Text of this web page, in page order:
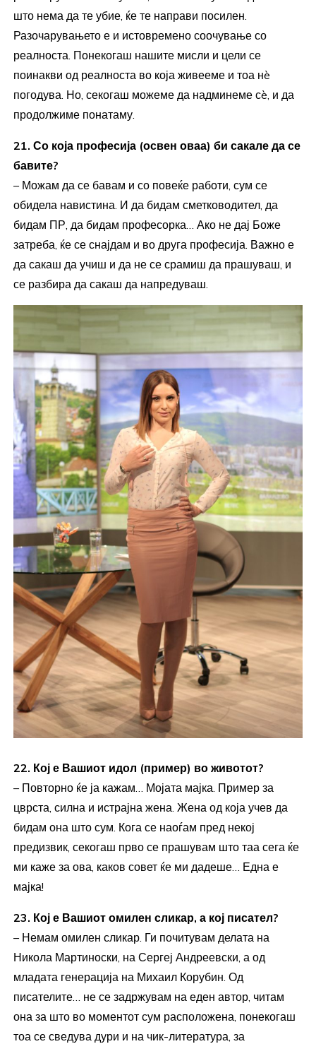
што нема да те убие, ќе те направи посилен.
Разочарувањето е и истовремено соочување со
реалноста. Понекогаш нашите мисли и цели се
поинакви од реалноста во која живееме и тоа нè
погодува. Но, секогаш можеме да надминеме сè, и да
продолжиме понатаму.
21. Со која професија (освен оваа) би сакале да се
бавите?
– Можам да се бавам и со повеќе работи, сум се
обидела навистина. И да бидам сметководител, да
бидам ПР, да бидам професорка… Ако не дај Боже
затреба, ќе се снајдам и во друга професија. Важно е
да сакаш да учиш и да не се срамиш да прашуваш, и
се разбира да сакаш да напредуваш.
22. Кој е Вашиот идол (пример) во животот?
– Повторно ќе ја кажам… Мојата мајка. Пример за
цврста, силна и истрајна жена. Жена од која учев да
бидам она што сум. Кога се наоѓам пред некој
предизвик, секогаш прво се прашувам што таа сега ќе
ми каже за ова, каков совет ќе ми дадеше… Една е
мајка!
23. Кој е Вашиот омилен сликар, а кој писател?
– Немам омилен сликар. Ги почитувам делата на
Никола Мартиноски, на Сергеј Андреевски, а од
младата генерација на Михаил Корубин. Од
писателите… не се задржувам на еден автор, читам
она за што во моментот сум расположена, понекогаш
тоа се сведува дури и на чик-литература, за